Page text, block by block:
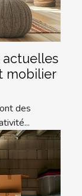
actuelles
mobilier
des